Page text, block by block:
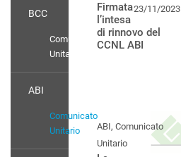
BCC
Comunicato
Unitario
ABI
Comunicato
Unitario
23/11/2023
Firmata
l’intesa
di rinnovo del
CCNL ABI
ABI, Comunicato
Unitario